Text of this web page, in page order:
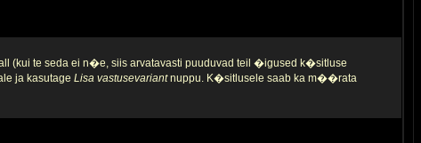
(kui te seda ei n�e, siis arvatavasti puuduvad teil �igused k�sitluse
ja kasutage Lisa vastusevariantnuppu. K�sitlusele saab ka m��rata